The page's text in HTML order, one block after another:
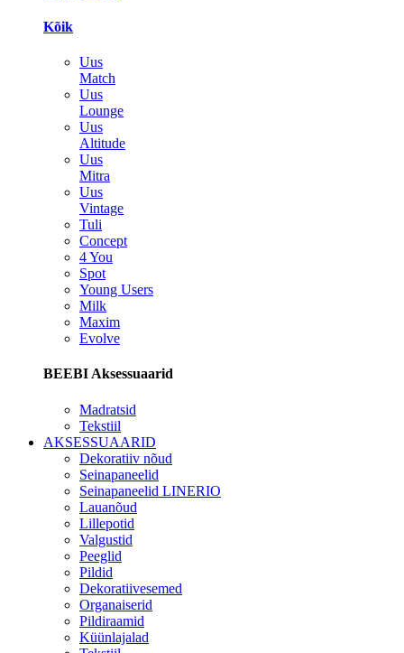
Kõik
Uus
Match
Uus
Lounge
Uus
Altitude
Uus
Mitra
Uus
Vintage
Tuli
Concept
4 You
Spot
Young Users
Milk
Maxim
Evolve
BEEBI Aksessuaarid
Madratsid
Tekstiil
AKSESSUAARID
Dekoratiiv nõud
Seinapaneelid
Seinapaneelid LINERIO
Lauanõud
Lillepotid
Valgustid
Peeglid
Pildid
Dekoratiivesemed
Organaiserid
Pildiraamid
Küünlajalad